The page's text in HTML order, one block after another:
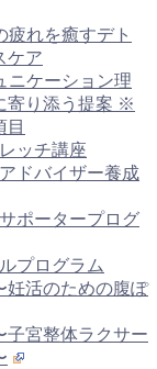
疲れを癒すデト
ケア
ニケーション理
寄り添う提案 ※
目
ッチ講座
ドバイザー養成
ポータープログ
プログラム
妊活のための腹ぽ
子宮整体ラクサー